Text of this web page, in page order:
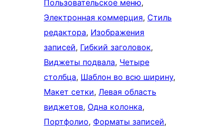
Пользовательское меню
Электронная коммерция, Стиль
редактора, Изображения
записей, Гибкий заголовок
Виджеты подвала, Четыре
столбца, Шаблон во всю ширину
Макет сетки, Левая область
виджетов, Одна колонка
Портфолио, Форматы записей